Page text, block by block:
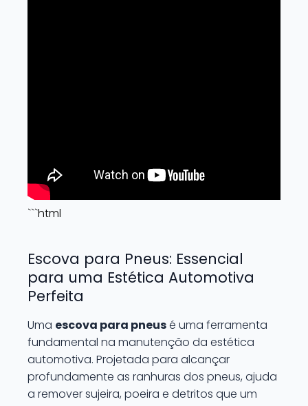
```html
Escova para Pneus: Essencial
para uma Estética Automotiva
Perfeita
Uma escova para pneusé uma ferramenta
fundamental na manutenção da estética
automotiva. Projetada para alcançar
profundamente as ranhuras dos pneus, ajuda
a remover sujeira, poeira e detritos que um